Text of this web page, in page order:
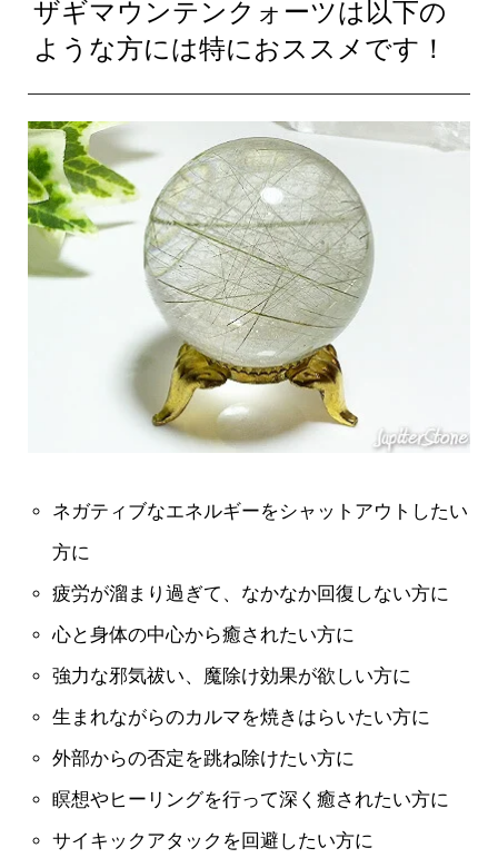
ザギマウンテンクォーツは以下の
ような方には特におススメです！
ネガティブなエネルギーをシャットアウトしたい
方に
疲労が溜まり過ぎて、なかなか回復しない方に
心と身体の中心から癒されたい方に
強力な邪気祓い、魔除け効果が欲しい方に
生まれながらのカルマを焼きはらいたい方に
外部からの否定を跳ね除けたい方に
瞑想やヒーリングを行って深く癒されたい方に
サイキックアタックを回避したい方に